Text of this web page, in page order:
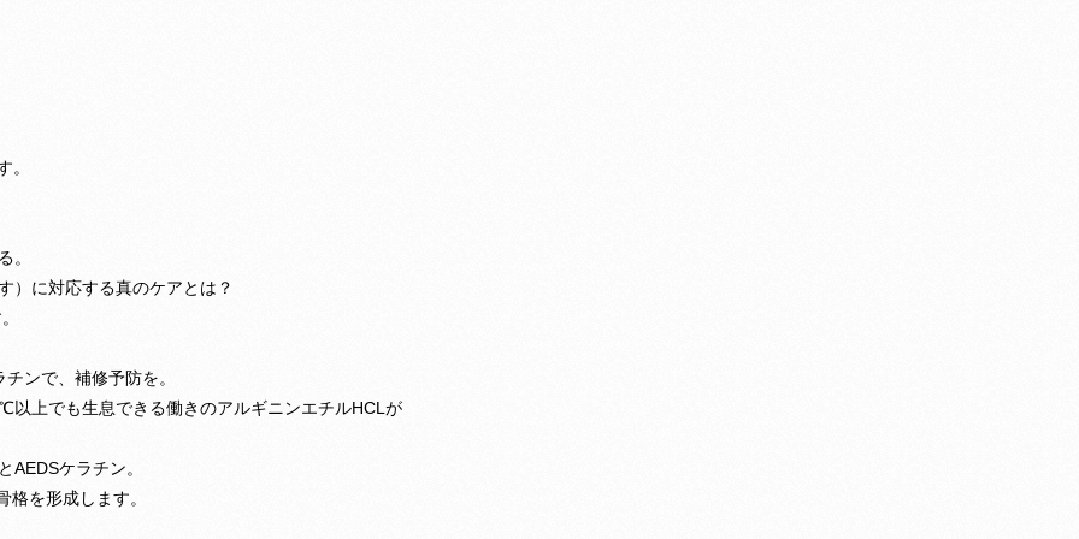
。
。
）に対応する真のケアとは？
ンで、補修予防を。
以上でも生息できる働きのアルギニンエチルHCLが
AEDSケラチン。
を形成します。